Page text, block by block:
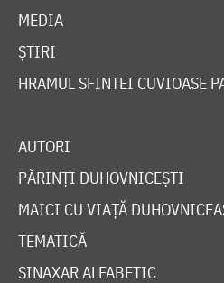
MEDIA
ȘTIRI
HRAMUL SFINTEI CUVIOASE
AUTORI
PĂRINȚI DUHOVNICEȘTI
MAICI CU VIAȚĂ
TEMATICĂ
SINAXAR ALFABETIC